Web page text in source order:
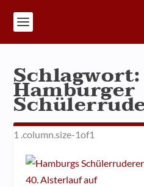
Schlagwort:
Hamburger